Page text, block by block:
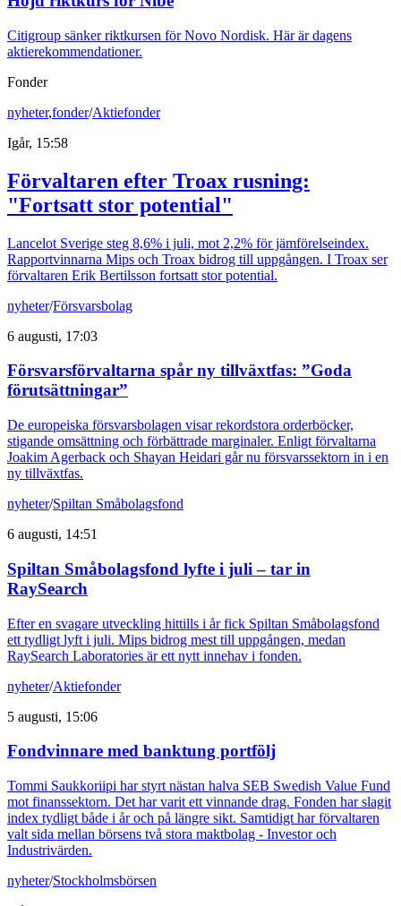
Citigroup sänker riktkursen för Novo Nordisk. Här är dagens
aktierekommendationer.
Fonder
nyheter,fonder/Aktiefonder
Igår, 15:58
Förvaltaren efter Troax rusning:
"Fortsatt stor potential"
Lancelot Sverige steg 8,6% i juli, mot 2,2% för jämförelseindex.
Rapportvinnarna Mips och Troax bidrog till uppgången. I Troax ser
förvaltaren Erik Bertilsson fortsatt stor potential.
nyheter/Försvarsbolag
6 augusti, 17:03
Försvarsförvaltarna spår ny tillväxtfas: ”Goda
förutsättningar”
De europeiska försvarsbolagen visar rekordstora orderböcker,
stigande omsättning och förbättrade marginaler. Enligt förvaltarna
Joakim Agerback och Shayan Heidari går nu försvarssektorn in i en
ny tillväxtfas.
nyheter/Spiltan Småbolagsfond
6 augusti, 14:51
Spiltan Småbolagsfond lyfte i juli – tar in
RaySearch
Efter en svagare utveckling hittills i år fick Spiltan Småbolagsfond
ett tydligt lyft i juli. Mips bidrog mest till uppgången, medan
RaySearch Laboratories är ett nytt innehav i fonden.
nyheter/Aktiefonder
5 augusti, 15:06
Fondvinnare med banktung portfölj
Tommi Saukkoriipi har styrt nästan halva SEB Swedish Value Fund
mot finanssektorn. Det har varit ett vinnande drag. Fonden har slagit
index tydligt både i år och på längre sikt. Samtidigt har förvaltaren
valt sida mellan börsens två stora maktbolag - Investor och
Industrivärden.
nyheter/Stockholmsbörsen